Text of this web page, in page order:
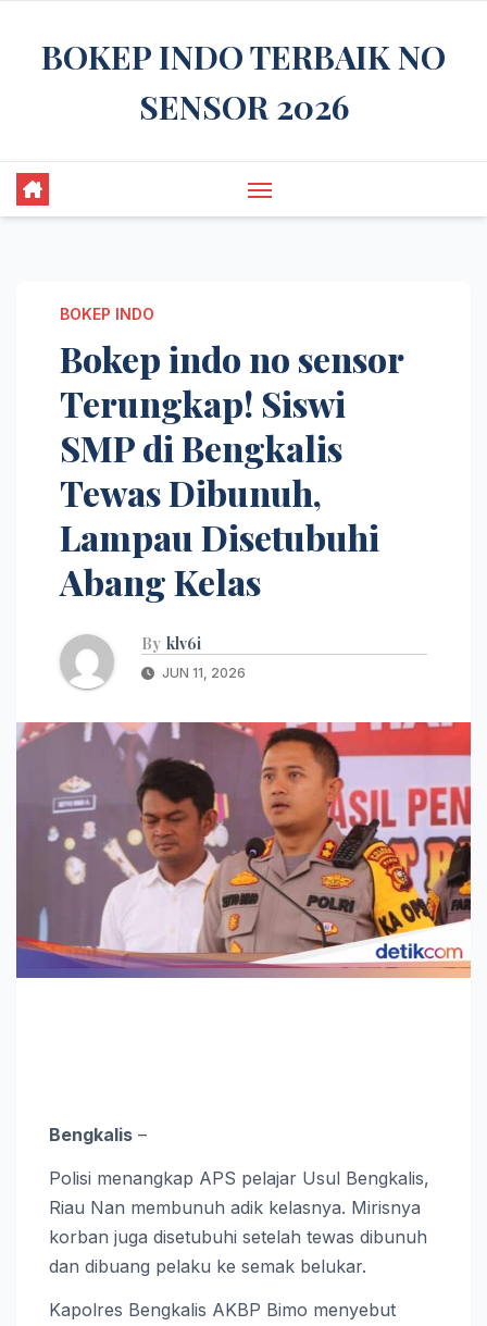
BOKEP INDO TERBAIK NO
SENSOR 2026
BOKEP INDO
Bokep indo no sensor
Terungkap! Siswi
SMP di Bengkalis
Tewas Dibunuh,
Lampau Disetubuhi
Abang Kelas
By klv6i
JUN 11, 2026
Bengkalis –
Polisi menangkap APS pelajar Usul Bengkalis,
Riau Nan membunuh adik kelasnya. Mirisnya
korban juga disetubuhi setelah tewas dibunuh
dan dibuang pelaku ke semak belukar.
Kapolres Bengkalis AKBP Bimo menyebut